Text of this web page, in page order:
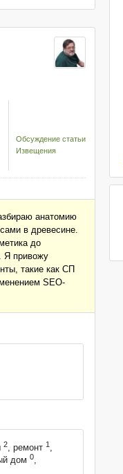
Обсуждение статьи
Извещения
анатомию
в древесине.
до
Я привожу
такие как СП
SEO-
2, ремонт 1,
дом 0,